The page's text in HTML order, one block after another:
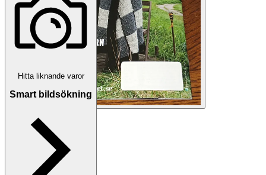
musicbox_81
Hitta liknande varor
Smart bildsökning